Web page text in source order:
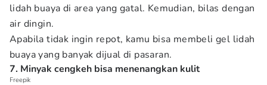
lidah buaya di area yang gatal. Kemudian, bilas dengan
air dingin.
Apabila tidak ingin repot, kamu bisa membeli gel lidah
buaya yang banyak dijual di pasaran.
7. Minyak cengkeh bisa menenangkan kulit
Freepik